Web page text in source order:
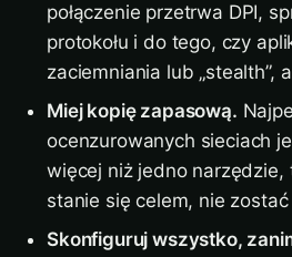
połączenie przetrwa DPI,
protokołu i do tego, czy
zaciemniania lub „stealth”,
Miej kopię zapasową.
ocenzurowanych sieciach
więcej niż jedno
stanie się celem, nie
Skonfiguruj wszystko,